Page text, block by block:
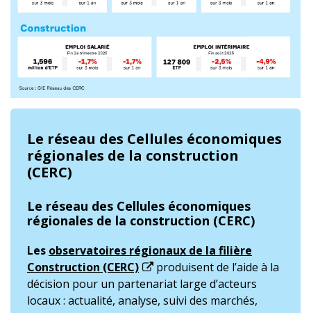
Le réseau des Cellules économiques
régionales de la construction
(CERC)
Le réseau des Cellules économiques
régionales de la construction (CERC)
Les observatoires régionaux de la filière
Construction (CERC)
produisent de l’aide à la
décision pour un partenariat large d’acteurs
locaux : actualité, analyse, suivi des marchés,